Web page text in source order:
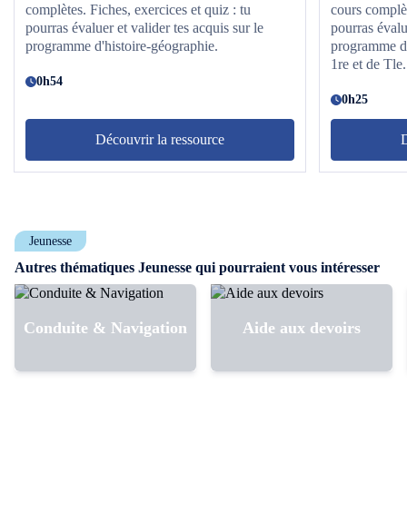
complètes. Fiches, exercices et quiz : tu
pourras évaluer et valider tes acquis sur le
programme d'histoire-géographie.
0h54
Découvrir la ressource
cours
pourras
programme
1re et de Tle.
0h25
Jeunesse
Autres thématiques Jeunesse qui pourraient vous intéresser
Conduite & Navigation Aide aux devoirs